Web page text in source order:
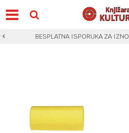
BESPLATNA ISPORUKA ZA